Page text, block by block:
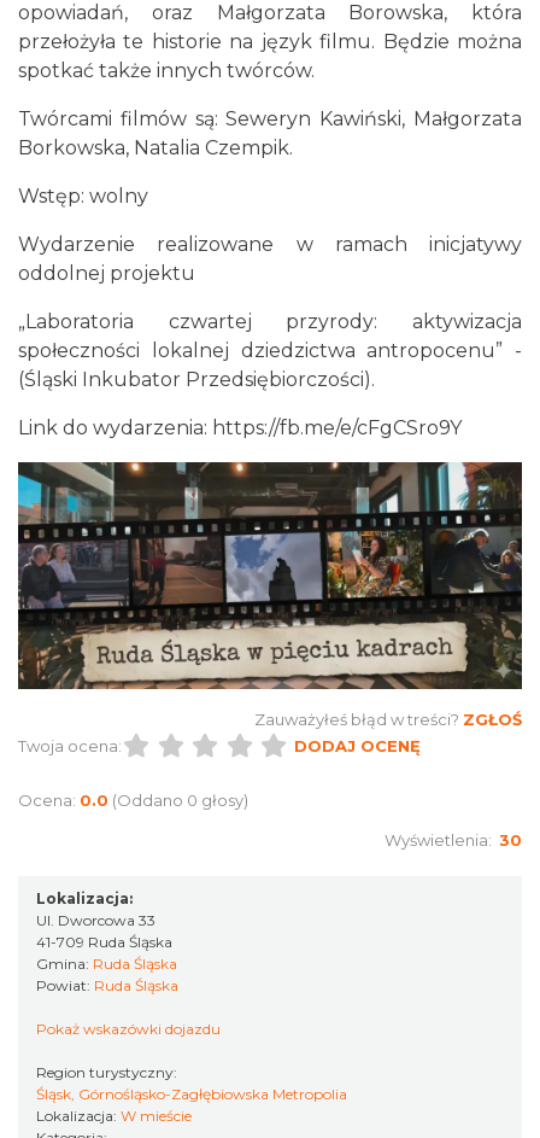
Silesia Marathon 2026
Chorzów
6.33 km
Chorzów
2026-08-28
6.33 km
Kult – Pomarańczowa Trasa 2026
Katowice
2026-11-14
10.17 km
Myslovitz - Sentymentalny powrót do lat
Katowice
opowiadań, oraz Małgorzata Borowska, która
przełożyła te historie na język filmu. Będzie można
spotkać także innych twórców.
Twórcami filmów są: Seweryn Kawiński, Małgorzata
Borkowska, Natalia Czempik.
Wstęp: wolny
Wydarzenie realizowane w ramach inicjatywy
oddolnej projektu
„Laboratoria czwartej przyrody: aktywizacja
społeczności lokalnej dziedzictwa antropocenu” -
(Śląski Inkubator Przedsiębiorczości).
Link do wydarzenia: https://fb.me/e/cFgCSro9Y
Zauważyłeś błąd w treści? ZGŁOŚ
Twoja ocena:
DODAJ OCENĘ
Ocena: 0.0 (Oddano 0 głosy)
Wyświetlenia: 30
Lokalizacja:
Ul. Dworcowa 33
41-709 Ruda Śląska
Gmina: Ruda Śląska
Powiat: Ruda Śląska
Pokaż wskazówki dojazdu
Region turystyczny:
Śląsk, Górnośląsko-Zagłębiowska Metropolia
Lokalizacja: W mieście